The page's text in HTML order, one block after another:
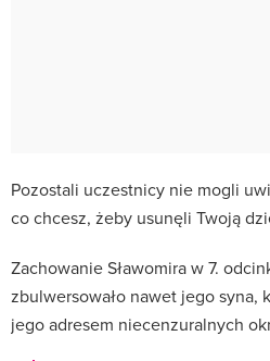
Pozostali uczestnicy nie mogli
co chcesz, żeby usunęli Twoją
Zachowanie Sławomira w 7.
zbulwersowało nawet jego syna,
jego adresem niecenzuralnych